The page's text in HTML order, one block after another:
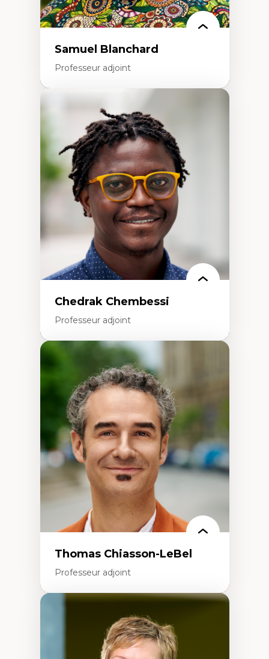
Samuel Blanchard
Professeur adjoint
Expertises
Didactique des sciences – processus
d’enquête et culture scientifique
Éducation en milieu minoritaire –
construction identitaire et conscience
critique
Technologies éducatives – ludification et
programmation pédagogique
La langue dans toutes les matières –
environnement discursif et langage
scientifique
Chedrak Chembessi
Professeur adjoint
Économie circulaire
Modèles d’affaires durables
Histoire des faits économiques
Gestion durable des ressources naturelles
Écologie industrielle
Aménagement durable du territoire
Développement régional
Coopératives
Télétravail en milieu rural francophone
Transition socio-écologique
Thomas Chiasson-LeBel
Professeur adjoint
Théories du développement
Économie politique comparée
Élites économiques